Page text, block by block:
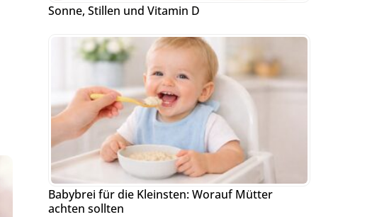
Sonne, Stillen und Vitamin D
Babybrei für die Kleinsten: Worauf Mütter
achten sollten